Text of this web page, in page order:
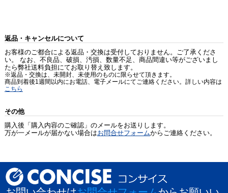
返品・キャンセルについて
お客様のご都合による返品・交換は受付しておりません。ご了承くださ
い。 なお、不良品、破損、汚損、数量不足、商品間違い等がございまし
たら弊社送料負担にてお取り替え致します。
※返品・交換は、未開封、未使用のものに限らせて頂きます。
商品到着後1週間以内にお電話、電子メールにてご連絡ください。詳しい内容は
こちら
その他
購入後「購入内容のご確認」のメールをお送りします。
万が一メールが届かない場合はお問合せフォームからご連絡ください。